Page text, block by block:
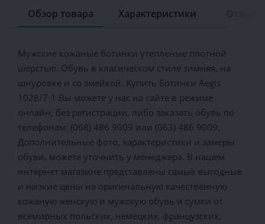
Обзор товара Характеристики
Мужские кожаные ботинки утепленые плотной
шерстью. Обувь в класическом стиле зимняя, на
шнуровке и со змейкой. Купить Ботинки Aegis
1028/7-1 Вы можете у нас на сайте в режиме
онлайн, без регистрации, либо заказать обувь по
телефонам: (068) 486 9009 или (063) 486 9009.
Дополнительные фото, характеристики и замеры
обуви, можете уточнить у менеджера. В нашем
интернет магазине представлены самые выгодные
и низкие цены на оригинальную качественную
кожаную женскую и мужскую обувь и сумки от
всемирных польских, немецких, французских,